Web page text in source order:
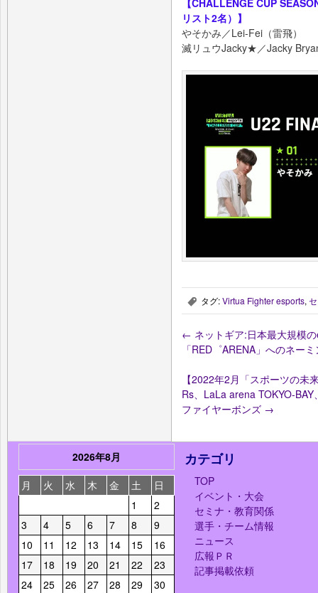
リスト2名）】
やそかみ／Lei-Fei（雷飛）
滅リュウJacky★／Jacky
, タグ:Virtua Fighter esports,
← ネットギア:日本最大規模
「RED゜ARENA」へのネー
【2022年2月「スポーツの未
Rs、LaLa arena TOKYO-
ファイヤーボンズ →
2026年8月
月
火 水 木 金 土
日
1
2
3
4 5 6 7 8
9
10
11 12 13 14 15
16
17
18 19 20 21 22
23
24
25 26 27 28 29
30
カテゴリ
TOP
イベント・大会
セミナ・教育関係
選手・チーム情報
ニュース
広報ＰＲ
記事掲載依頼